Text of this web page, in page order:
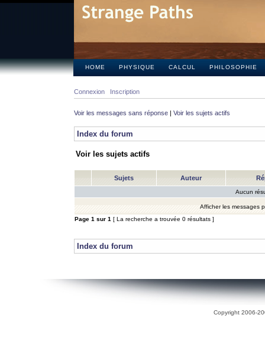
HOME PHYSIQUE CALCUL PHILOSOPHIE
Connexion Inscription
Voir les messages sans réponse | Voir les sujets actifs
Index du forum
Voir les sujets actifs
Sujets Auteur
Aucun
Afficher les messages
Page 1 sur 1 [ La recherche a trouvée 0 résultats ]
Index du forum
Copyright 2006-